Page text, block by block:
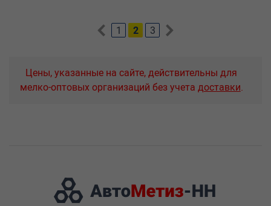
1 2 3
Цены, указанные на сайте, действительны для
мелко-оптовых организаций без учета доставки.